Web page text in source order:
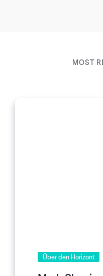
MOST
Über den Horizont